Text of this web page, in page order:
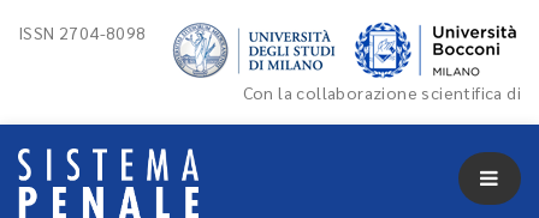
ISSN 2704-8098
Con la collaborazione scientifica di